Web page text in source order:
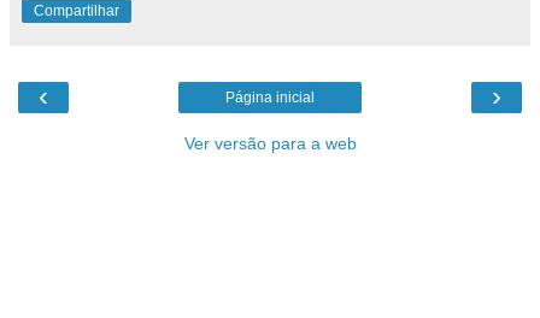
Compartilhar
‹ ›
Página inicial
Ver versão para a web